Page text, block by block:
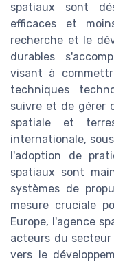
spatiaux sont
efficaces et
recherche et le
durables
visant à
techniques
suivre et de gérer
spatiale et
internationale,
l'adoption de
spatiaux sont
systèmes de
mesure cruciale
Europe, l'agence
acteurs du
vers le